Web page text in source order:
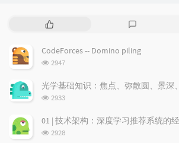
P
p
u
a
r
r
t
e
t
m
CodeForces -- Domino piling
浏
次
数:
2947
光学基础知识：焦点、弥散圆、景深
浏
次
数:
2933
01 | 技术架构：深度学习推荐系统的
浏
2928